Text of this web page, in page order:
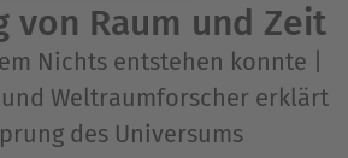
von Raum und Zeit
Nichts entstehen konnte |
Weltraumforscher erklärt
des Universums